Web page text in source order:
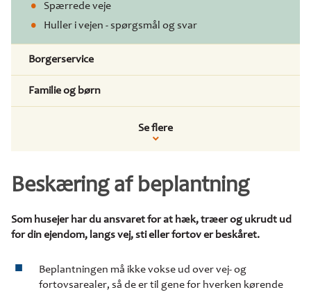
Borgerservice
Familie og børn
Spærrede veje
Huller i vejen - spørgsmål og svar
Se flere
Beskæring af beplantning
Som husejer har du ansvaret for at hæk, træer og ukrudt ud
for din ejendom, langs vej, sti eller fortov er beskåret.
Beplantningen må ikke vokse ud over vej- og
fortovsarealer, så de er til gene for hverken kørende